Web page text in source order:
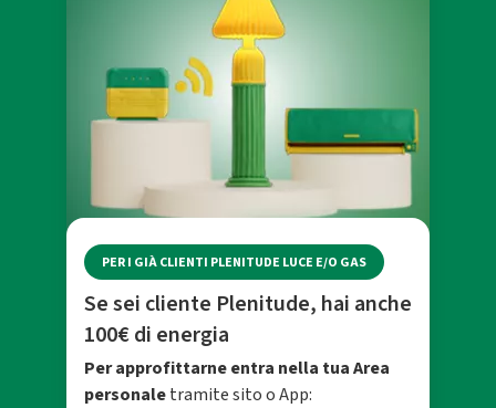
PER I GIÀ CLIENTI PLENITUDE LUCE E/O GAS
Se sei cliente Plenitude, hai anche
100€ di energia
Per approfittarne entra nella tua Area
personaletramite sito o App: